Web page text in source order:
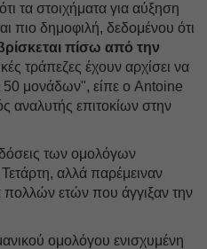
τα στοιχήματα για αύξηση
πιο δημοφιλή, δεδομένου ότι
πίσω από την
τράπεζες έχουν αρχίσει να
50 μονάδων", είπε ο Antoine
αναλυτής επιτοκίων στην
των ομολόγων
αλλά παρέμειναν
ετών που άγγιξαν την
ομολόγου ενισχυμένη